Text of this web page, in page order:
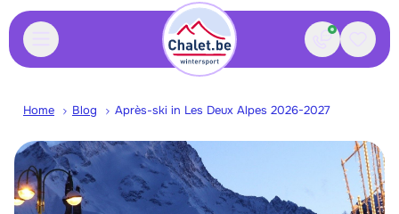
Contact
Home Blog Après-ski in Les Deux Alpes 2026-2027